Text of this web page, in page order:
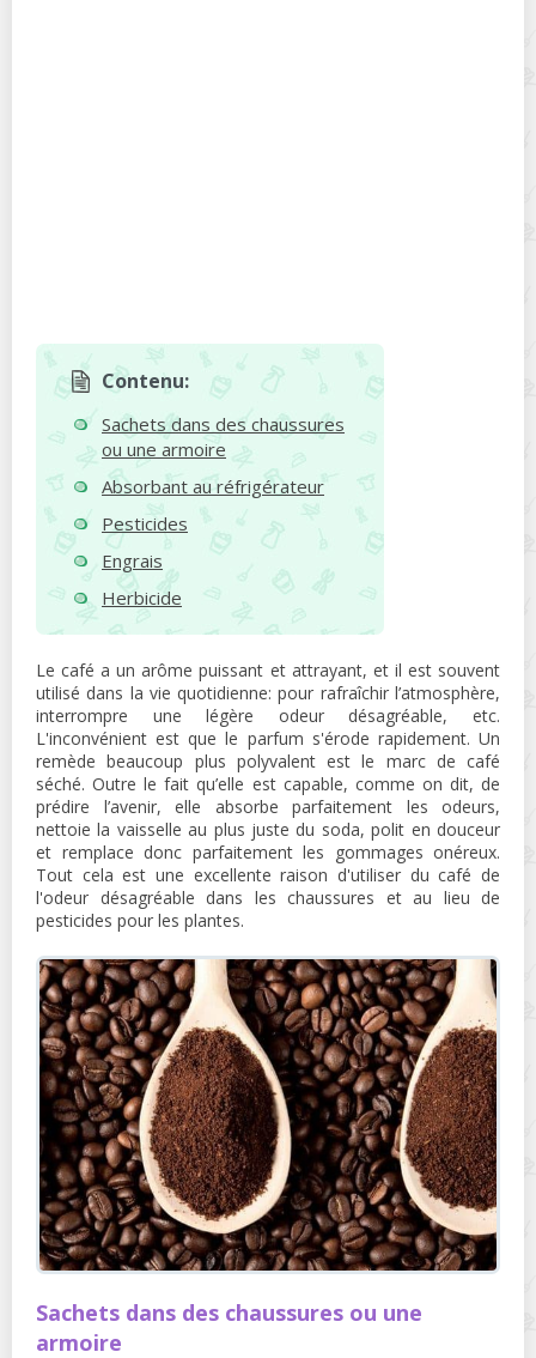
Contenu:
Sachets dans des chaussures
ou une armoire
Absorbant au réfrigérateur
Pesticides
Engrais
Herbicide
Le café a un arôme puissant et attrayant, et il est souvent
utilisé dans la vie quotidienne: pour rafraîchir l’atmosphère,
interrompre une légère odeur désagréable, etc.
L'inconvénient est que le parfum s'érode rapidement. Un
remède beaucoup plus polyvalent est le marc de café
séché. Outre le fait qu’elle est capable, comme on dit, de
prédire l’avenir, elle absorbe parfaitement les odeurs,
nettoie la vaisselle au plus juste du soda, polit en douceur
et remplace donc parfaitement les gommages onéreux.
Tout cela est une excellente raison d'utiliser du café de
l'odeur désagréable dans les chaussures et au lieu de
pesticides pour les plantes.
Sachets dans des chaussures ou une
armoire